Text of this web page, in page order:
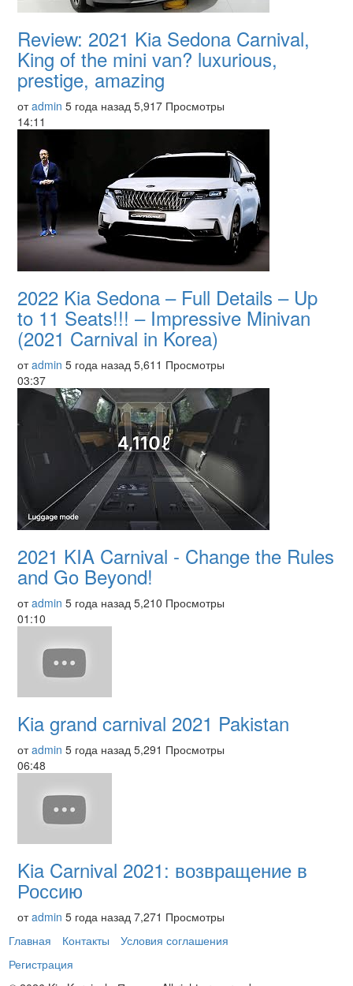
Review: 2021 Kia Sedona Carnival,
King of the mini van? luxurious,
prestige, amazing
отadmin 5 года назад 5,917 Просмотры
14:11
2022 Kia Sedona – Full Details – Up
to 11 Seats!!! – Impressive Minivan
(2021 Carnival in Korea)
отadmin 5 года назад 5,611 Просмотры
03:37
2021 KIA Carnival - Change the Rules
and Go Beyond!
отadmin 5 года назад 5,210 Просмотры
01:10
Kia grand carnival 2021 Pakistan
отadmin 5 года назад 5,291 Просмотры
06:48
Kia Carnival 2021: возвращение в
Россию
отadmin 5 года назад 7,271 Просмотры
Главная
Контакты
Условия соглашения
Регистрация